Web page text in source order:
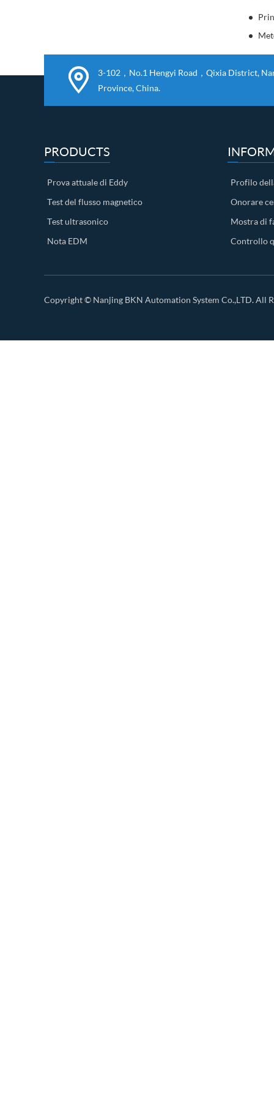
3-102，No.1 Hengyi Road，Qixia District,
Province, China.
PRODUCTS
Prova attuale di Eddy
Test del flusso magnetico
Test ultrasonico
Nota EDM
Profilo
Onorare
Mostra di
Controllo
Copyright © Nanjing BKN Automation System Co.,LTD.All